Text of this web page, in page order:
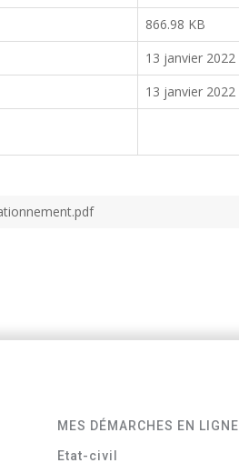
866.98 KB
13 janvier 2022
13 janvier 2022
MES DÉMARCHES EN LIGNE
Etat-civil